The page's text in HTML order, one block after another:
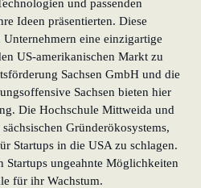
und passenden
Ideen präsentierten. Diese
Unternehmern eine einzigartige
US-amerikanischen Markt zu
Sachsen GmbH und die
Sachsen bieten hier
Die Hochschule Mittweida und
Gründerökosystems,
Startups in die USA zu schlagen.
Startups ungeahnte Möglichkeiten
für ihr Wachstum.